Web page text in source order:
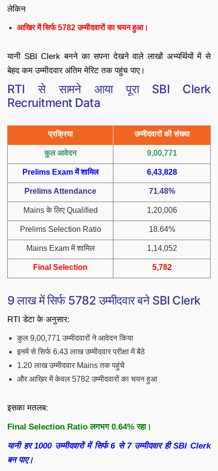
लेकिन
आखिर में सिर्फ 5782 उम्मीदवारों का चयन हुआ।
यानी SBI Clerk बनने का सपना देखने वाले लाखों अभ्यर्थियों में से
बेहद कम उम्मीदवार अंतिम मेरिट तक पहुंच पाए।
RTI से सामने आया पूरा SBI Clerk
Recruitment Data
प्रक्रिया उम्मीदवारों की संख्या
कुल आवेदन 9,00,771
Prelims Exam में शामिल 6,43,828
Prelims Attendance 71.48%
Mains के लिए Qualified 1,20,006
Prelims Selection Ratio 18.64%
Mains Exam में शामिल 1,14,052
Final Selection 5,782
9 लाख में सिर्फ 5782 उम्मीदवार बने SBI Clerk
RTI डेटा के अनुसार:
कुल 9,00,771 उम्मीदवारों ने आवेदन किया
इनमें से सिर्फ 6.43 लाख उम्मीदवार परीक्षा में बैठे
1.20 लाख उम्मीदवार Mains तक पहुंचे
और आखिर में केवल 5782 उम्मीदवारों का चयन हुआ
इसका मतलब:
Final Selection Ratio लगभग 0.64% रहा।
यानी हर 1000 उम्मीदवारों में सिर्फ 6 से 7 उम्मीदवार ही SBI Clerk
बन पाए।